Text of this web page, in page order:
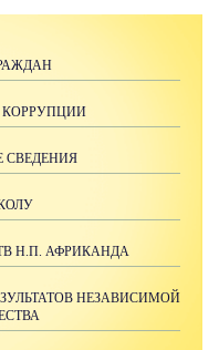
КОРРУПЦИИ
СВЕДЕНИЯ
Н.П. АФРИКАНДА
НЕЗАВИСИМОЙ